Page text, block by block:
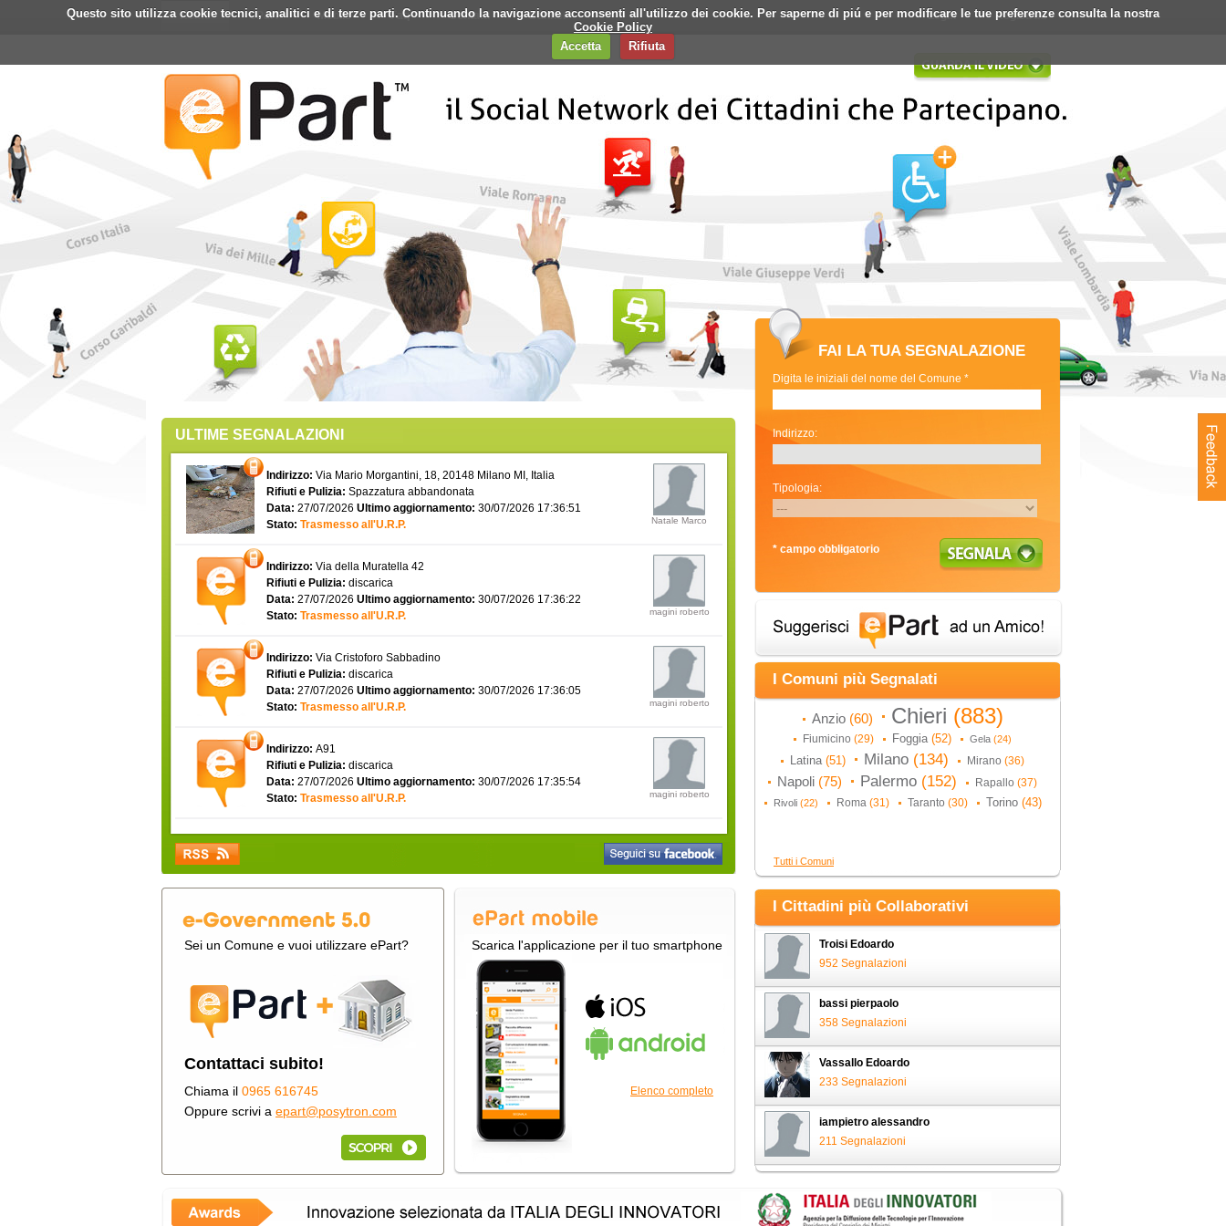
Questo sito utilizza cookie tecnici, analitici e di terze parti. Continuando la navigazione acconsenti all'utilizzo dei cookie. Per saperne di piú e per modificare le tue preferenze consulta la nostra
Cookie Policy
Accetta
Rifiuta
Home ePart Mobile Faq Contatti Banner Login Registrati
ULTIME SEGNALAZIONI
Indirizzo: Via Mario Morgantini, 18, 20148 Milano MI, Italia
Rifiuti e Pulizia: Spazzatura abbandonata
Data: 27/07/2026 Ultimo aggiornamento: 30/07/2026 17:36:51
Stato: Trasmesso all'U.R.P. Natale Marco
Indirizzo: Via della Muratella 42
Rifiuti e Pulizia: discarica
Data: 27/07/2026 Ultimo aggiornamento: 30/07/2026 17:36:22
Stato: Trasmesso all'U.R.P. magini roberto
Indirizzo: Via Cristoforo Sabbadino
Rifiuti e Pulizia: discarica
Data: 27/07/2026 Ultimo aggiornamento: 30/07/2026 17:36:05
Stato: Trasmesso all'U.R.P. magini roberto
Indirizzo: A91
Rifiuti e Pulizia: discarica
Data: 27/07/2026 Ultimo aggiornamento: 30/07/2026 17:35:54
Stato: Trasmesso all'U.R.P. magini roberto
Sei un Comune e vuoi utilizzare ePart?
Contattaci subito!
Chiama il 0965 616745
Oppure scrivi a epart@posytron.com
Scarica l'applicazione per il tuo smartphone
Elenco completo
FAI LA TUA SEGNALAZIONE
Digita le iniziali del nome del Comune *
Indirizzo:
Tipologia:
* campo obbligatorio
I Comuni più Segnalati
Anzio (60) Chieri (883)
Fiumicino (29) Foggia (52) Gela (24)
Latina (51) Milano (134) Mirano (36)
Napoli (75) Palermo (152) Rapallo (37)
Rivoli (22) Roma (31) Taranto (30) Torino (43)
Tutti i Comuni
I Cittadini più Collaborativi
Troisi Edoardo
952 Segnalazioni
bassi pierpaolo
358 Segnalazioni
Vassallo Edoardo
233 Segnalazioni
iampietro alessandro
211 Segnalazioni